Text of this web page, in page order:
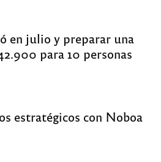
en julio y preparar una
para 10 personas
estratégicos con Noboa